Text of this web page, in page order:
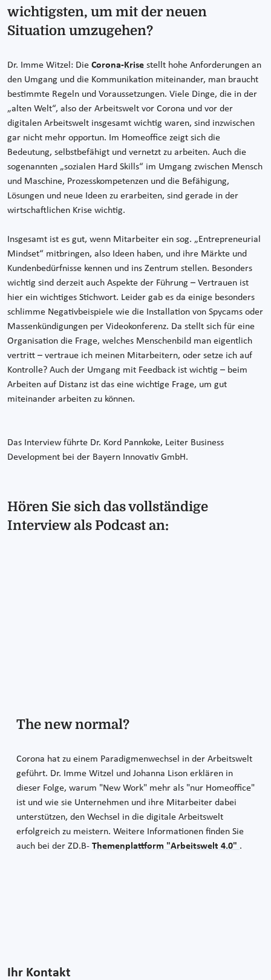
wichtigsten, um mit der neuen
Situation umzugehen?
Dr. Imme Witzel: Die Corona-Krise stellt hohe Anforderungen an
den Umgang und die Kommunikation miteinander, man braucht
bestimmte Regeln und Voraussetzungen. Viele Dinge, die in der
„alten Welt“, also der Arbeitswelt vor Corona und vor der
digitalen Arbeitswelt insgesamt wichtig waren, sind inzwischen
gar nicht mehr opportun. Im Homeoffice zeigt sich die
Bedeutung, selbstbefähigt und vernetzt zu arbeiten. Auch die
sogenannten „sozialen Hard Skills“ im Umgang zwischen Mensch
und Maschine, Prozesskompetenzen und die Befähigung,
Lösungen und neue Ideen zu erarbeiten, sind gerade in der
wirtschaftlichen Krise wichtig.
Insgesamt ist es gut, wenn Mitarbeiter ein sog. „Entrepreneurial
Mindset“ mitbringen, also Ideen haben, und ihre Märkte und
Kundenbedürfnisse kennen und ins Zentrum stellen. Besonders
wichtig sind derzeit auch Aspekte der Führung – Vertrauen ist
hier ein wichtiges Stichwort. Leider gab es da einige besonders
schlimme Negativbeispiele wie die Installation von Spycams oder
Massenkündigungen per Videokonferenz. Da stellt sich für eine
Organisation die Frage, welches Menschenbild man eigentlich
vertritt – vertraue ich meinen Mitarbeitern, oder setze ich auf
Kontrolle? Auch der Umgang mit Feedback ist wichtig – beim
Arbeiten auf Distanz ist das eine wichtige Frage, um gut
miteinander arbeiten zu können.
Das Interview führte Dr. Kord Pannkoke, Leiter Business
Development bei der Bayern Innovativ GmbH.
Hören Sie sich das vollständige
Interview als Podcast an:
The new normal?
Corona hat zu einem Paradigmenwechsel in der Arbeitswelt
geführt. Dr. Imme Witzel und Johanna Lison erklären in
dieser Folge, warum "New Work" mehr als "nur Homeoffice"
ist und wie sie Unternehmen und ihre Mitarbeiter dabei
unterstützen, den Wechsel in die digitale Arbeitswelt
erfolgreich zu meistern. Weitere Informationen finden Sie
auch bei der ZD.B- Themenplattform "Arbeitswelt 4.0" .
Ihr Kontakt